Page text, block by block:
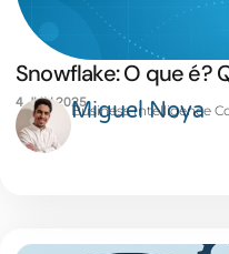
Snowflake: O que é?
4 JUN 2025Miguel Noya
Business Intelligence